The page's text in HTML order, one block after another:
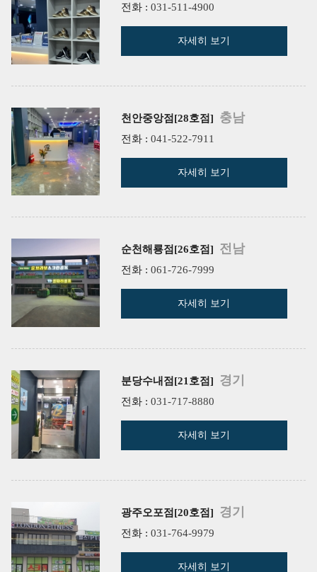
전화 : 031-511-4900
자세히 보기
천안중앙점[28호점] 충남
전화 : 041-522-7911
자세히 보기
순천해룡점[26호점] 전남
전화 : 061-726-7999
자세히 보기
분당수내점[21호점] 경기
전화 : 031-717-8880
자세히 보기
광주오포점[20호점] 경기
전화 : 031-764-9979
자세히 보기